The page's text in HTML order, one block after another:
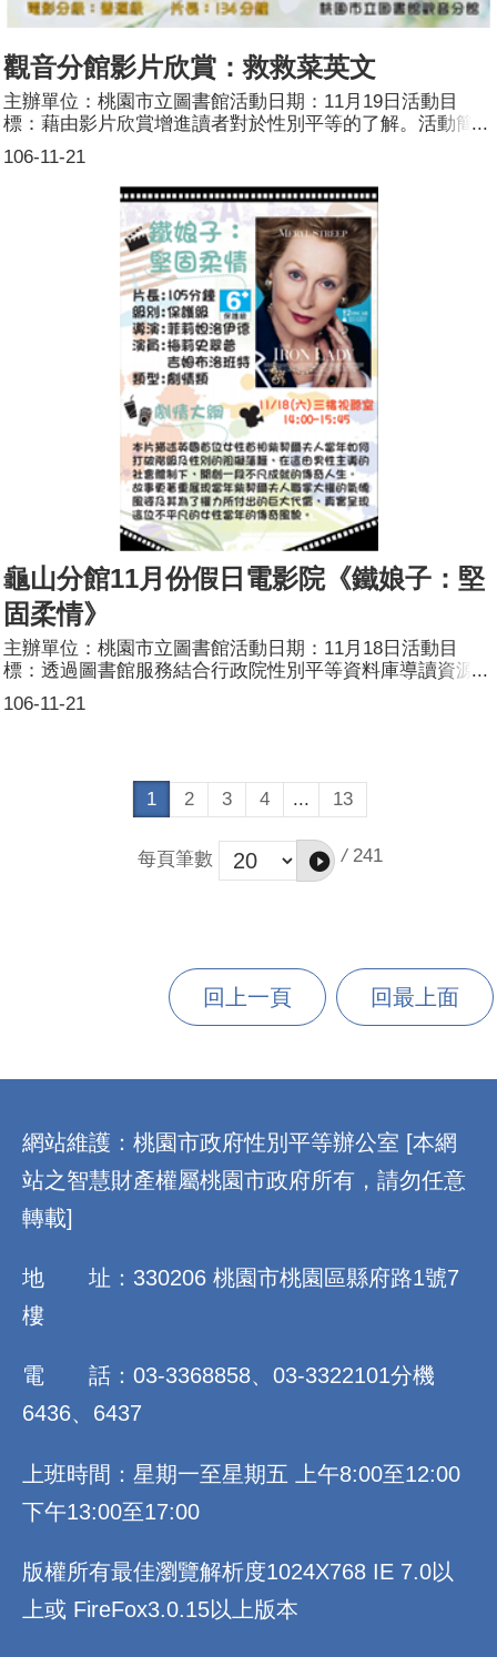
觀音分館影片欣賞：救救菜英文
106-11-21
主辦單位：桃園市立圖書館活動日期：11月19日活動目
標：藉由影片欣賞增進讀者對於性別平等的了解。活動簡
介：莎希是名傳統的印度家庭主婦，她美麗迷人，擅長做甜
點，看似幸福美滿，但是她的破英文卻是一大致命傷，女兒
因此經常嘲笑她，連丈夫薩提許也懶得跟她聊公事，令莎希
非常受傷又缺乏自信。某天莎希接到姊姊曼妞的電話，曼紐
邀請莎希一家人去紐約參加女兒蜜拉的婚禮，莎希在興奮之
餘卻也擔心自己的菜英文是否能應付當地生活。為了幫忙籌
備婚禮，莎希先一人獨自前往，果然第一天在咖啡廳就因不
會點餐而出了大糗，她羞愧又難過，痛下決心要把英文學
好，於是瞞著姊姊和家人偷偷報名了四週的英文會話速成
班。莎希認真學習，勇於發問，從不敢開口講英文，到慢慢
地能以英文和同學溝通，她的美麗優雅還吸引了法國男同學
大獻殷勤，兩人產生淡淡浪漫情愫。一趟紐約行讓莎希從一
名傳統自卑的家庭主婦，逐漸蛻變成充滿自信、快樂的現代
婦女，也令女兒和丈夫對她刮目相看，救的不僅是她的菜英
文，也讓她和家人間重新找回對彼此的尊重。參加人數：9
龜山分館11月份假日電影院《鐵娘子：堅
固柔情》
106-11-21
主辦單位：桃園市立圖書館活動日期：11月18日活動目
標：透過圖書館服務結合行政院性別平等資料庫導讀資源，
以縮短城鄉資源差距，普及性平觀念宣傳管道。活動簡介：
假日電影院為龜山分館每週六舉行的例行活動，此次以性平
影裡頭想宣達的觀點。參加人數：24人
1
2 3 4 ... 13
每頁筆數 / 241
回上一頁 回最上面
網站維護：桃園市政府性別平等辦公室 [本網
站之智慧財產權屬桃園市政府所有，請勿任意
轉載]
地 址：330206 桃園市桃園區縣府路1號7
樓
電 話：03-3368858、03-3322101分機
6436、6437
上班時間：星期一至星期五 上午8:00至12:00
下午13:00至17:00
版權所有最佳瀏覽解析度1024X768 IE 7.0以
上或 FireFox3.0.15以上版本